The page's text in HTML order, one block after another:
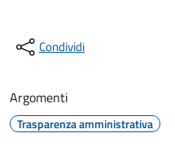
Condividi
Argomenti
Trasparenza amministrativa